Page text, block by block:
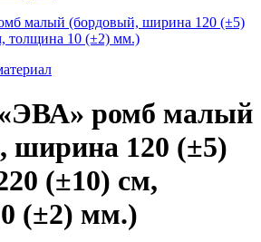
ромб малый
ширина 120 (±5)
(±10) см,
(±2) мм.)